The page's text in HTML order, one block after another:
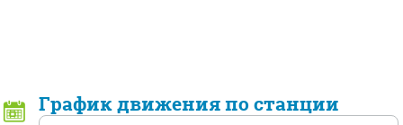
График движения по станции